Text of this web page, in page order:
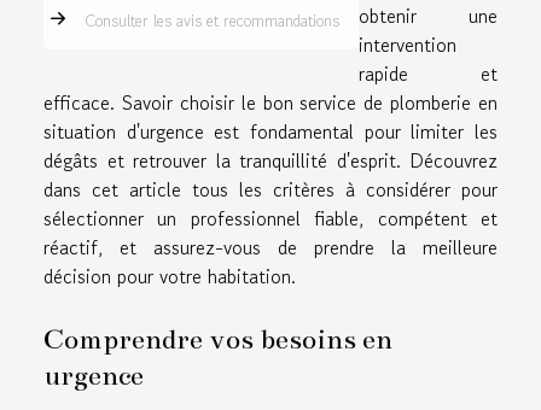
Consulter les avis et recommandations
obtenir une
intervention
rapide et
efficace. Savoir choisir le bon service de plomberie en
situation d'urgence est fondamental pour limiter les
dégâts et retrouver la tranquillité d'esprit. Découvrez
dans cet article tous les critères à considérer pour
sélectionner un professionnel fiable, compétent et
réactif, et assurez-vous de prendre la meilleure
décision pour votre habitation.
Comprendre vos besoins en
urgence